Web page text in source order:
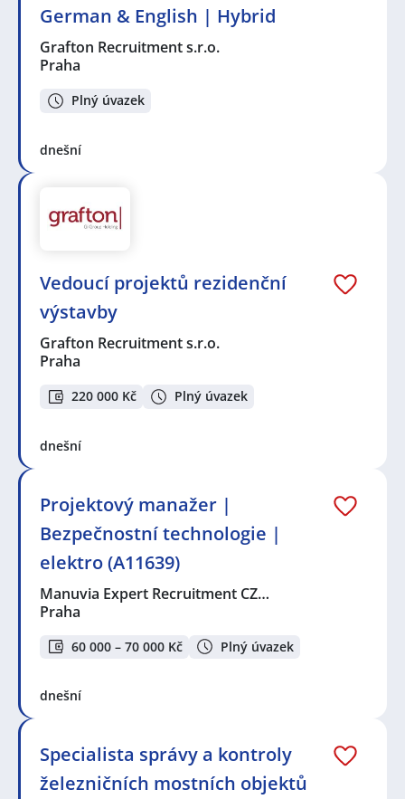
German & English | Hybrid
Grafton Recruitment s.r.o.
Praha
Plný úvazek
dnešní
Vedoucí projektů rezidenční
výstavby
Grafton Recruitment s.r.o.
Praha
220 000 Kč Plný úvazek
dnešní
Projektový manažer |
Bezpečnostní technologie |
elektro (A11639)
Manuvia Expert Recruitment CZ…
Praha
60 000 – 70 000 Kč Plný úvazek
dnešní
Specialista správy a kontroly
železničních mostních objektů